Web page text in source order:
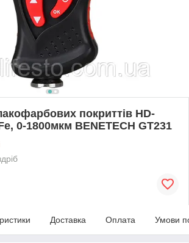
покриттів HD-
0-1800мкм BENETECH GT231
Доставка Оплата Умови